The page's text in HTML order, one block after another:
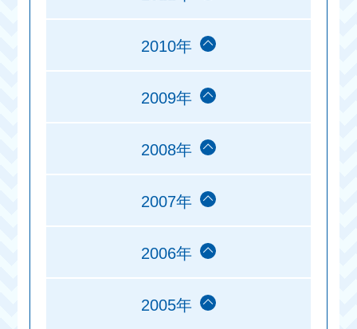
2010年
2009年
2008年
2007年
2006年
2005年